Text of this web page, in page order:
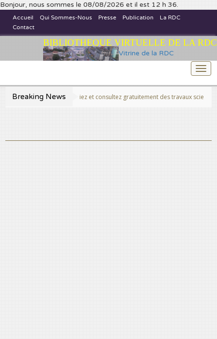
Bonjour, nous sommes le 08/08/2026 et il est 12 h 36.
Accueil Qui Sommes-Nous Presse Publication
La RDC
Contact
Vitrine de la RDC
BIBLIOTHEQUE VIRTUELLE DE LA RDC
Breaking News
>>Publiez et consultez gratuitement des travaux scientifiques